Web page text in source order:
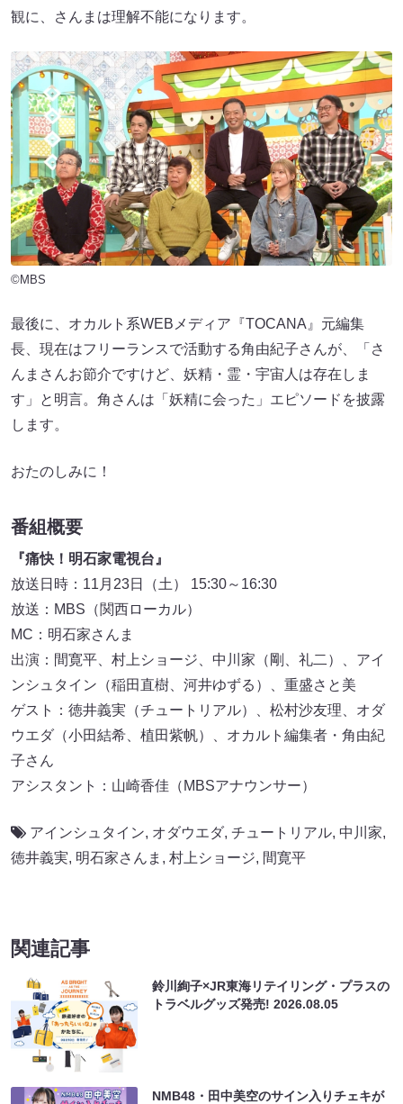
観に、さんまは理解不能になります。
©MBS
最後に、オカルト系WEBメディア『TOCANA』元編集
長、現在はフリーランスで活動する角由紀子さんが、「さ
んまさんお節介ですけど、妖精・霊・宇宙人は存在しま
す」と明言。角さんは「妖精に会った」エピソードを披露
します。
おたのしみに！
番組概要
『痛快！明石家電視台』
放送日時：11月23日（土） 15:30～16:30
放送：MBS（関西ローカル）
MC：明石家さんま
出演：間寛平、村上ショージ、中川家（剛、礼二）、アイ
ンシュタイン（稲田直樹、河井ゆずる）、重盛さと美
ゲスト：徳井義実（チュートリアル）、松村沙友理、オダ
ウエダ（小田結希、植田紫帆）、オカルト編集者・角由紀
子さん
アシスタント：山崎香佳（MBSアナウンサー）
アインシュタイン, オダウエダ, チュートリアル, 中川家,
徳井義実, 明石家さんま , 村上ショージ, 間寛平
関連記事
鈴川絢子×JR東海リテイリング・プラスの
トラベルグッズ発売!2026.08.05
NMB48・田中美空のサイン入りチェキが